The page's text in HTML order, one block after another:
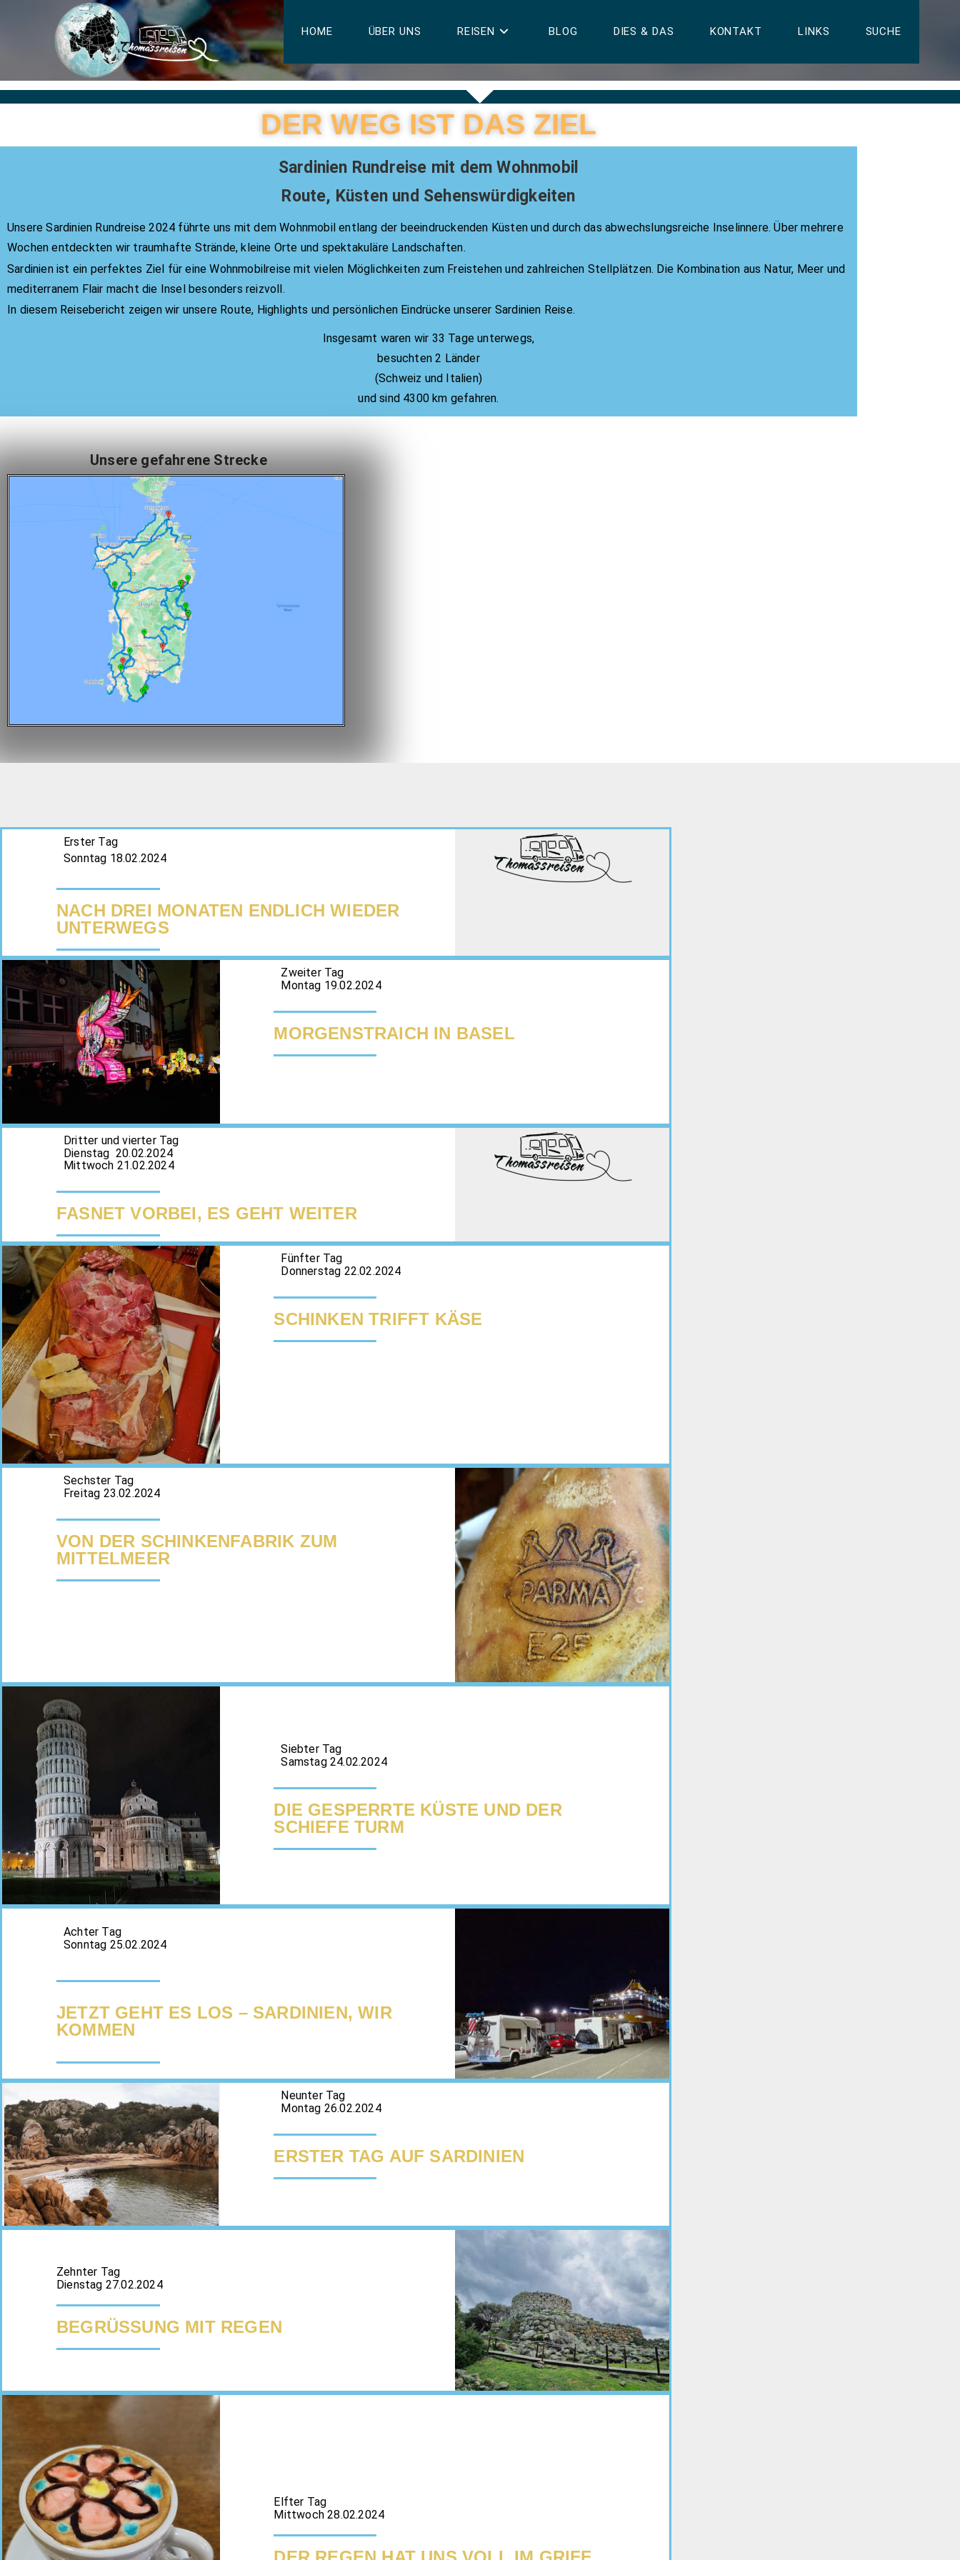
HOME ÜBER UNS REISEN BLOG DIES & DAS KONTAKT LINKS SUCHE
DER WEG IST DAS ZIEL
Sardinien Rundreise mit dem Wohnmobil
Route, Küsten und Sehenswürdigkeiten
Unsere Sardinien Rundreise 2024 führte uns mit dem Wohnmobil entlang der beeindruckenden Küsten und durch das abwechslungsreiche Inselinnere. Über mehrere
Wochen entdeckten wir traumhafte Strände, kleine Orte und spektakuläre Landschaften.
Sardinien ist ein perfektes Ziel für eine Wohnmobilreise mit vielen Möglichkeiten zum Freistehen und zahlreichen Stellplätzen. Die Kombination aus Natur, Meer und
mediterranem Flair macht die Insel besonders reizvoll.
In diesem Reisebericht zeigen wir unsere Route, Highlights und persönlichen Eindrücke unserer Sardinien Reise.
Insgesamt waren wir 33 Tage unterwegs,
besuchten 2 Länder
(Schweiz und Italien)
und sind 4300 km gefahren.
Unsere gefahrene Strecke
Erster Tag
Sonntag 18.02.2024
NACH DREI MONATEN ENDLICH WIEDER
UNTERWEGS
Zweiter Tag
Montag 19.02.2024
MORGENSTRAICH IN BASEL
Dritter und vierter Tag
Dienstag 20.02.2024
Mittwoch 21.02.2024
FASNET VORBEI, ES GEHT WEITER
Fünfter Tag
Donnerstag 22.02.2024
SCHINKEN TRIFFT KÄSE
Sechster Tag
Freitag 23.02.2024
VON DER SCHINKENFABRIK ZUM
MITTELMEER
Siebter Tag
Samstag 24.02.2024
DIE GESPERRTE KÜSTE UND DER
SCHIEFE TURM
Achter Tag
Sonntag 25.02.2024
JETZT GEHT ES LOS – SARDINIEN, WIR
KOMMEN
Neunter Tag
Montag 26.02.2024
ERSTER TAG AUF SARDINIEN
Zehnter Tag
Dienstag 27.02.2024
BEGRÜSSUNG MIT REGEN
Elfter Tag
Mittwoch 28.02.2024